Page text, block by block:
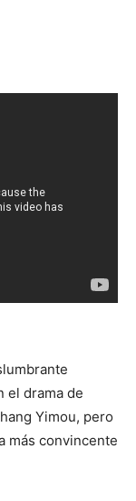
el drama de
Yimou, pero
más convincente